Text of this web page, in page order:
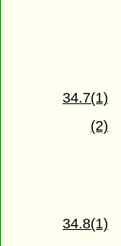
34.7(1)
(2)
34.8(1)